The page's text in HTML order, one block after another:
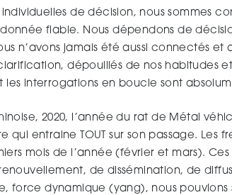
de décision, nous sommes
fiable. Nous dépendons de
n’avons jamais été aussi connectés et
dépouillés de nos habitudes
les interrogations en boucle sont
2020, l’année du rat de Métal
entraine TOUT sur son passage. Les
mois de l’année (février et mars).
de dissémination, de
force dynamique (yang), nous pouvions